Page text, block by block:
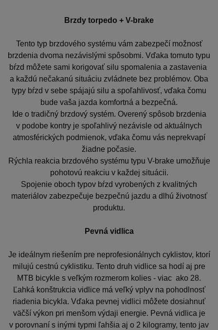
Brzdy torpedo + V-brake
Tento typ brzdového systému vám zabezpečí možnosť
brzdenia dvoma nezávislými spôsobmi. Vďaka tomuto typu
bŕzd môžete sami korigovať silu spomalenia a zastavenia
a každú nečakanú situáciu zvládnete bez problémov. Oba
typy bŕzd v sebe spájajú silu a spoľahlivosť, vďaka čomu
bude vaša jazda komfortná a bezpečná.
Ide o tradičný brzdový systém. Overený spôsob brzdenia
v podobe kontry je spoľahlivý nezávisle od aktuálnych
atmosférických podmienok, vďaka čomu vás neprekvapí
žiadne počasie.
Rýchla reakcia brzdového systému typu V-brake umožňuje
pohotovú reakciu v každej situácii.
Spojenie oboch typov bŕzd vyrobených z kvalitných
materiálov zabezpečuje bezpečnú jazdu a dlhú životnosť
produktu.
Pevná vidlica
Je ideálnym riešením pre neprofesionálnych cyklistov, ktorí
milujú cestnú cyklistiku. Tento druh vidlice sa hodí aj pre
MTB bicykle s veľkým rozmerom kolies - viac ako 28.
Ľahká konštrukcia vidlice má veľký vplyv na pohodlnosť
riadenia bicykla. Vďaka pevnej vidlici môžete dosiahnuť
väčší výkon pri menšom výdaji energie. Pevná vidlica je
v porovnaní s inými typmi ľahšia aj o 2 kilogramy, tento jav